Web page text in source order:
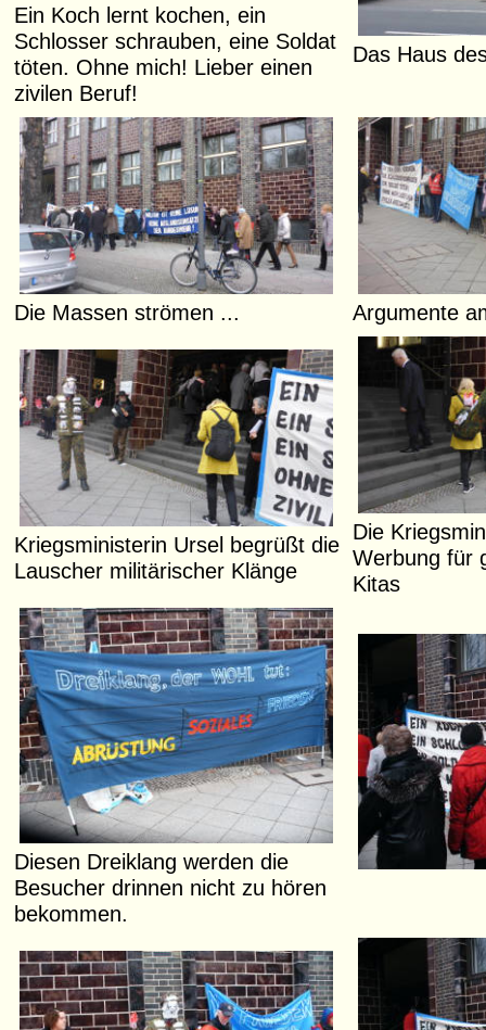
Ein Koch lernt kochen, ein
Schlosser schrauben, eine Soldat
töten. Ohne mich! Lieber einen
zivilen Beruf!
Das Haus
Die Massen strömen ... Argumente
Kriegsministerin Ursel begrüßt die
Lauscher militärischer Klänge
Die
Werbung für
Kitas
Diesen Dreiklang werden die
Besucher drinnen nicht zu hören
bekommen.